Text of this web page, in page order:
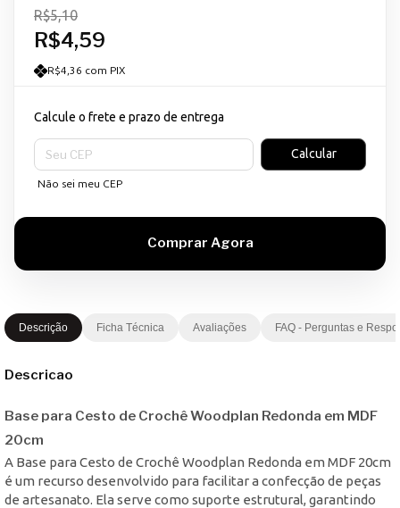
R$4,59
R$5,10
R$4,36 com PIX
Calcule o frete e prazo de entrega
Entregas para o CEP:
Calcular
Não sei meu CEP
Descrição Ficha Técnica Avaliações FAQ - Perguntas e
Descricao
Base para Cesto de Crochê Woodplan Redonda em MDF
20cm
A Base para Cesto de Crochê Woodplan Redonda em MDF 20cm
é um recurso desenvolvido para facilitar a confecção de peças
de artesanato. Ela serve como suporte estrutural, garantindo